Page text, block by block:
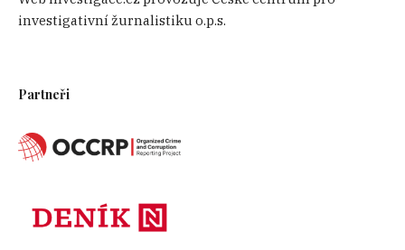
investigativní žurnalistiku o.p.s.
Partneři